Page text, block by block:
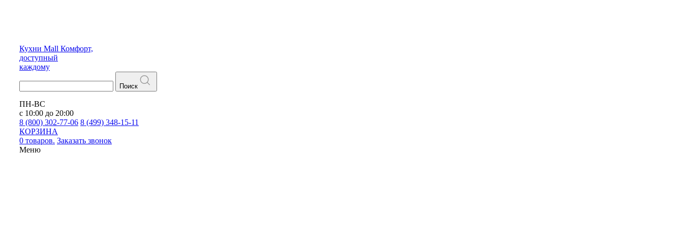
Кухни Mall Комфорт,
доступный
каждому
Поиск
ПН-ВС
с 10:00 до 20:00
8 (800) 302-77-06 8 (499) 348-15-11
КОРЗИНА
0 товаров. Заказать звонок
Меню